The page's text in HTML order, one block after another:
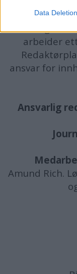
Data Deletion
Alt innhold
arbeider
ansvar for
Ansvarlig
Amund Rich.